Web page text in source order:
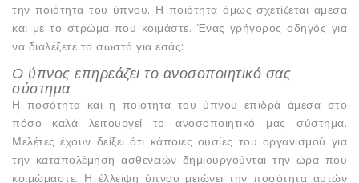
την ποιότητα του ύπνου. Η ποιότητα όμως σχετίζεται άμεσα
και με το στρώμα που κοιμάστε. Ένας γρήγορος οδηγός για
να διαλέξετε το σωστό για εσάς:
Ο ύπνος επηρεάζει το ανοσοποιητικό σας
σύστημα
Η ποσότητα και η ποιότητα του ύπνου επιδρά άμεσα στο
πόσο καλά λειτουργεί το ανοσοποιητικό μας σύστημα.
Μελέτες έχουν δείξει ότι κάποιες ουσίες του οργανισμού για
την καταπολέμηση ασθενειών δημιουργούνται την ώρα που
κοιμώμαστε. Η έλλειψη ύπνου μειώνει την ποσότητα αυτών